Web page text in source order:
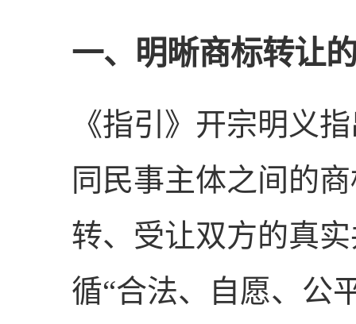
一、明晰商标转让
《指引》开宗明义
同民事主体之间的
转、受让双方的真
循“合法、自愿、公